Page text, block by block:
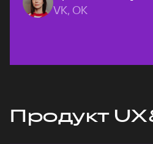
VK, ОК
Продукт